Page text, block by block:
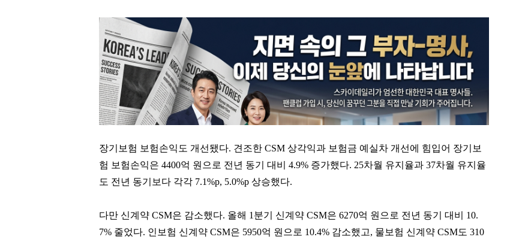
장기보험 보험손익도 개선됐다. 견조한 CSM 상각익과 보험금 예실차 개선에 힘입어 장기보
험 보험손익은 4400억 원으로 전년 동기 대비 4.9% 증가했다. 25차월 유지율과 37차월 유지율
도 전년 동기보다 각각 7.1%p, 5.0%p 상승했다.
다만 신계약 CSM은 감소했다. 올해 1분기 신계약 CSM은 6270억 원으로 전년 동기 대비 10.
7% 줄었다. 인보험 신계약 CSM은 5950억 원으로 10.4% 감소했고, 물보험 신계약 CSM도 310